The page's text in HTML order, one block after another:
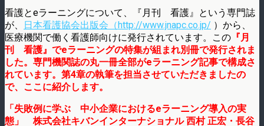
看護とeラーニングについて、『月刊 看護』という専門誌
が、
日本看護協会出版会（http://www.jnapc.co.jp/ ） から、
医療機関で働く看護師向けに発行されています。この 『月
刊 看護』でeラーニングの特集が組まれ別冊で発行されま
した。 専門機関誌の丸一冊全部がeラーニング記事で構成さ
れています。 第4章の執筆を担当させていただきましたの
で、ここに紹介します。
「失敗例に学ぶ 中小企業におけるeラーニング導入の実
態」 株式会社キバンインターナショナル 西村 正宏・長谷